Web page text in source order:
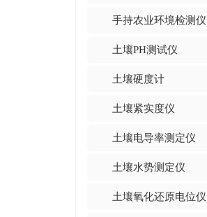
手持农业环境检测仪
土壤PH测试仪
土壤硬度计
土壤紧实度仪
土壤电导率测定仪
土壤水势测定仪
土壤氧化还原电位仪